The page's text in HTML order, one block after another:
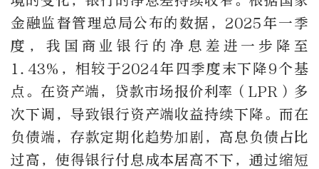
金融监督管理总局公布的数据，2025年一季
度，我国商业银行的净息差进一步降至
1.43%，相较于2024年四季度末下降9个基
点。在资产端，贷款市场报价利率（LPR）多
次下调，导致银行资产端收益持续下降。而在
负债端，存款定期化趋势加剧，高息负债占比
过高，使得银行付息成本居高不下，通过缩短